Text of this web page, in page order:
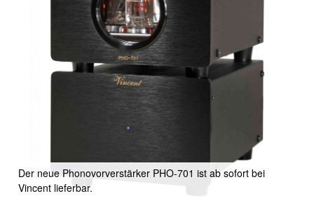
Der neue Phonovorverstärker PHO-701 ist ab sofort bei
Vincent lieferbar.